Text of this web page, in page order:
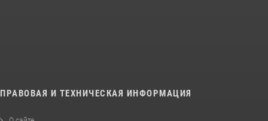
ПРАВОВАЯ И ТЕХНИЧЕСКАЯ ИНФОРМАЦИЯ